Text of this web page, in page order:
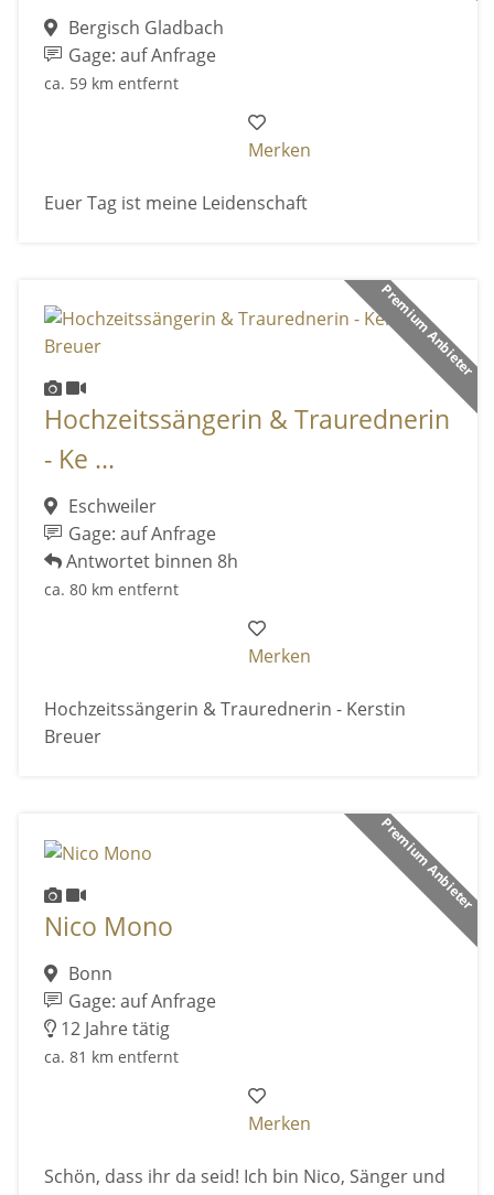
Bergisch Gladbach
Gage: auf Anfrage
ca. 59 km entfernt
Merken
Euer Tag ist meine Leidenschaft
Premium Anbieter
Hochzeitssängerin & Traurednerin
- Ke ...
Eschweiler
Gage: auf Anfrage
Antwortet binnen 8h
ca. 80 km entfernt
Merken
Hochzeitssängerin & Traurednerin - Kerstin
Breuer
Premium Anbieter
Nico Mono
Bonn
Gage: auf Anfrage
12 Jahre tätig
ca. 81 km entfernt
Merken
Schön, dass ihr da seid! Ich bin Nico, Sänger und